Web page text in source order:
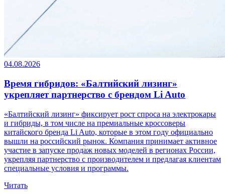
04.08.2026
Время гибридов: «Балтийский лизинг»
укрепляет партнерство с брендом Li Auto
«Балтийский лизинг» фиксирует рост спроса на электрокары
и гибриды, в том числе на премиальные кроссоверы
китайского бренда Li Auto, которые в этом году официально
вышли на российский рынок. Компания принимает активное
участие в запуске продаж новых моделей в регионах России,
укрепляя партнерство с производителем и предлагая клиентам
специальные условия и программы.
Читать